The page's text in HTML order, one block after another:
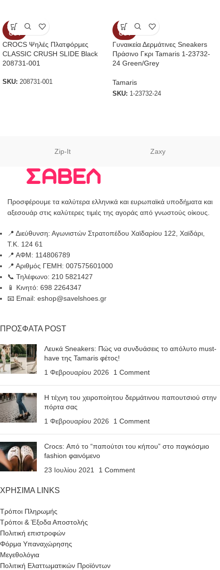
SOLD
OUT
CROCS Ψηλές Πλατφόρμες
CLASSIC CRUSH SLIDE Black
208731-001
SKU: 208731-001
SOLD
OUT
Γυναικεία Δερμάτινες Sneakers
Πράσινο Γκρι Tamaris 1-23732-
24 Green/Grey
Tamaris
SKU: 1-23732-24
Zip-It Zaxy
Προσφέρουμε τα καλύτερα ελληνικά και ευρωπαϊκά υποδήματα και
αξεσουάρ στις καλύτερες τιμές της αγοράς από γνωστούς οίκους.
📍 Διεύθυνση: Αγωνιστών Στρατοπέδου Χαϊδαρίου 122, Χαϊδάρι,
Τ.Κ. 124 61
📍 ΑΦΜ: 114806789
📍 Αριθμός ΓΕΜΗ: 007575601000
📞 Τηλέφωνο: 210 5821427
📱 Κινητό: 698 2264347
📧 Email: eshop@savelshoes.gr
ΠΡΟΣΦΑΤΑ POST
Λευκά Sneakers: Πώς να συνδυάσεις το απόλυτο must-
have της Tamaris φέτος!
1 Φεβρουαρίου 2026
1 Comment
Η τέχνη του χειροποίητου δερμάτινου παπουτσιού στην
πόρτα σας
1 Φεβρουαρίου 2026
1 Comment
Crocs: Από το “παπούτσι του κήπου” στο παγκόσμιο
fashion φαινόμενο
23 Ιουλίου 2021
1 Comment
ΧΡΗΣΙΜΑ LINKS
Τρόποι Πληρωμής
Τρόποι & Έξοδα Αποστολής
Πολιτική επιστροφών
Φόρμα Υπαναχώρησης
Μεγεθολόγια
Πολιτική Ελαττωματικών Προϊόντων